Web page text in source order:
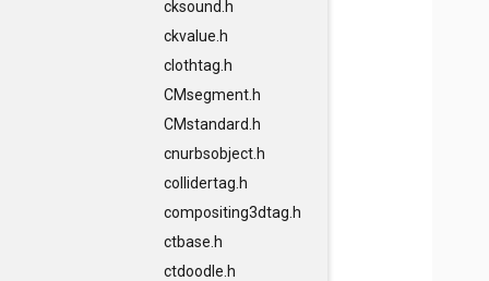
cksound.h
ckvalue.h
clothtag.h
CMsegment.h
CMstandard.h
cnurbsobject.h
collidertag.h
compositing3dtag.h
ctbase.h
ctdoodle.h